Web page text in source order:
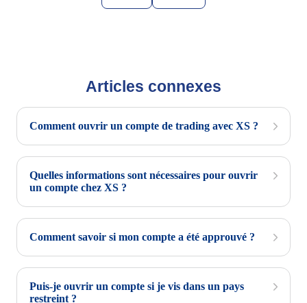
Articles connexes
Comment ouvrir un compte de trading avec XS ?
Quelles informations sont nécessaires pour ouvrir
un compte chez XS ?
Comment savoir si mon compte a été approuvé ?
Puis-je ouvrir un compte si je vis dans un pays
restreint ?